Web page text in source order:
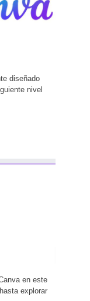
diseñado
nivel
en este
explorar